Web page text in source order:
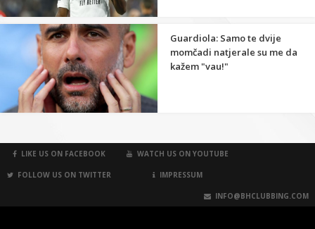
Guardiola: Samo te dvije
momčadi natjerale su me da
kažem "vau!"
LIKE US ON FACEBOOK WATCH US ON YOUTUBE
FOLLOW US ON TWITTER IMPRESSUM
INFO@BHCLUBBING.COM